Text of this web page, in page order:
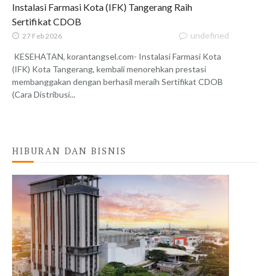
Instalasi Farmasi Kota (IFK) Tangerang Raih
Sertifikat CDOB
27 Feb 2026 undefined
KESEHATAN, korantangsel.com- Instalasi Farmasi Kota
(IFK) Kota Tangerang, kembali menorehkan prestasi
membanggakan dengan berhasil meraih Sertifikat CDOB
(Cara Distribusi...
HIBURAN DAN BISNIS